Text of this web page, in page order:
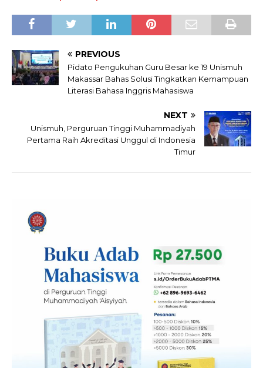
PREVIOUS
Pidato Pengukuhan Guru Besar ke 19 Unismuh
Makassar Bahas Solusi Tingkatkan Kemampuan
Literasi Bahasa Inggris Mahasiswa
NEXT
Unismuh, Perguruan Tinggi Muhammadiyah
Pertama Raih Akreditasi Unggul di Indonesia
Timur